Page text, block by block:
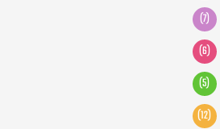
(7)
(6)
(5)
(12)